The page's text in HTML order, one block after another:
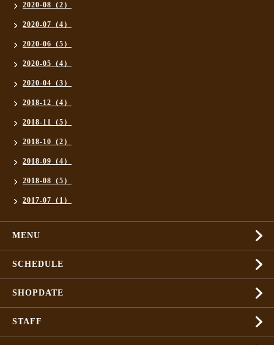
2020-08（2）
2020-07（4）
2020-06（5）
2020-05（4）
2020-04（3）
2018-12（4）
2018-11（5）
2018-10（2）
2018-09（4）
2018-08（5）
2017-07（1）
MENU
SCHEDULE
SHOPDATE
STAFF